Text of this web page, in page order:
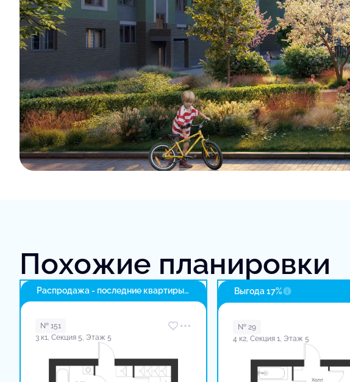
Похожие планировки
Распродажа - последние квартиры
№ 151
3 к1, Секция 5, Этаж 5
Выгода 17%
№ 29
4 к2, Секция 1, Этаж 5